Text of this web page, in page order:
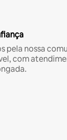
pela nossa
com